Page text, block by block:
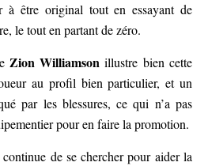
à être original tout en essayant de
le tout en partant de zéro.
Zion Williamson illustre bien cette
au profil bien particulier, et un
par les blessures, ce qui n’a pas
pour en faire la promotion.
de se chercher pour aider la